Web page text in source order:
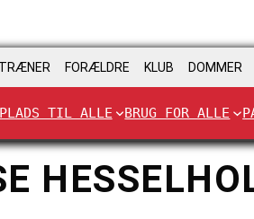
TRÆNER FORÆLDRE KLUB DOMMER
PLADS TIL ALLE BRUG FOR ALLE